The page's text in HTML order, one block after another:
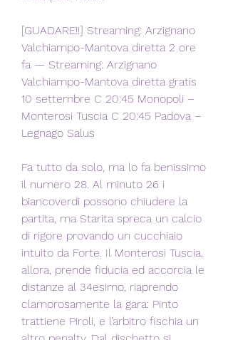
[GUADARE!!] Streaming: Arzignano
Valchiampo-Mantova diretta 2 ore
fa — Streaming: Arzignano
Valchiampo-Mantova diretta gratis
10 settembre C 20:45 Monopoli –
Monterosi Tuscia C 20:45 Padova –
Legnago Salus
Fa tutto da solo, ma lo fa benissimo
il numero 28. Al minuto 26 i
biancoverdi possono chiudere la
partita, ma Starita spreca un calcio
di rigore provando un cucchiaio
intuito da Forte. Il Monterosi Tuscia,
allora, prende fiducia ed accorcia le
distanze al 34esimo, riaprendo
clamorosamente la gara: Pinto
trattiene Piroli, e l’arbitro fischia un